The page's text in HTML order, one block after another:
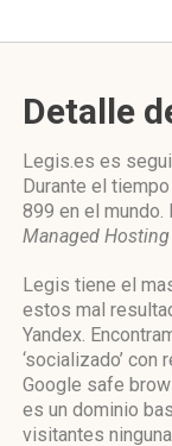
Detalle
Legis.es es
Durante el
899 en el mundo.
Managed
Legis tiene el
estos mal
Yandex.
‘socializado’
Google safe
es un dominio
visitantes